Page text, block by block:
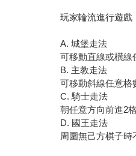
玩家輪流進行遊戲
A. 城堡走法
可移動直線或橫線
B. 主教走法
可移動斜線任意格
C. 騎士走法
朝任意方向前進2
D. 國王走法
周圍無己方棋子時